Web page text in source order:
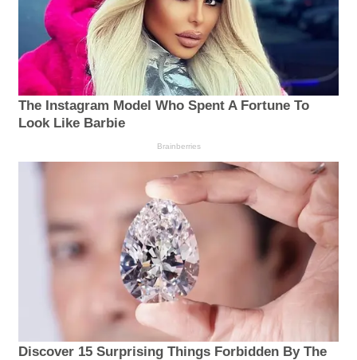
The Instagram Model Who Spent A Fortune To
Look Like Barbie
Brainberries
Discover 15 Surprising Things Forbidden By The